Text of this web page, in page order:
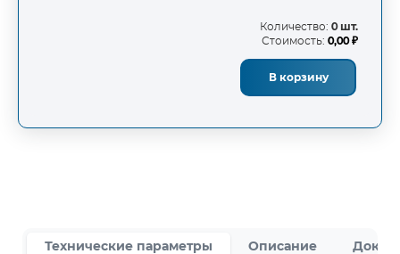
Количество: 0 шт.
Стоимость: 0,00 ₽
В корзину
Технические параметры Описание